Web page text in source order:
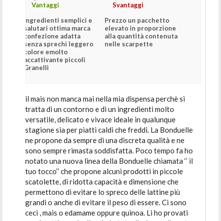
Vantaggi
Ingredienti semplici e
salutari ottima marca
confezione adatta
senza sprechi leggero
colore emolto
accattivante piccoli
Granelli
Svantaggi
Prezzo un pacchetto
elevato in proporzione
alla quantità contenuta
nelle scarpette
il mais non manca mai nella mia dispensa perchè si
tratta di un contorno e di un ingredienti molto
versatile, delicato e vivace ideale in qualunque
stagione sia per piatti caldi che freddi. La Bonduelle
ne propone da sempre di una discreta qualità e ne
sono sempre rimasta soddisfatta. Poco tempo fa ho
notato una nuova linea della Bonduelle chiamata ‘’ il
tuo tocco’’ che propone alcuni prodotti in piccole
scatolette, di ridotta capacità e dimensione che
permettono di evitare lo spreco delle lattine più
grandi o anche di evitare il peso di essere. Ci sono
ceci , mais o edamame oppure quinoa. Li ho provati